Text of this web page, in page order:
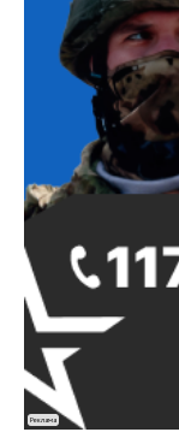
Реклама